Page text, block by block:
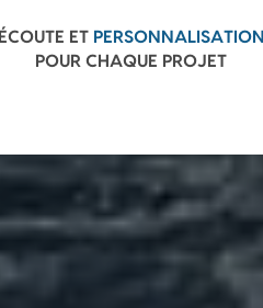
ÉCOUTE ET PERSONNALISATION
POUR CHAQUE PROJET